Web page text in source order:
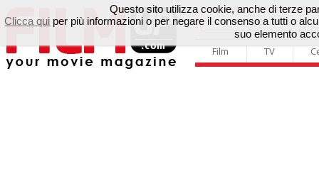
Film TV
Questo sito utilizza cookie, anche di terze
Clicca qui per più informazioni o per negare il consenso a tutti o
suo elemento